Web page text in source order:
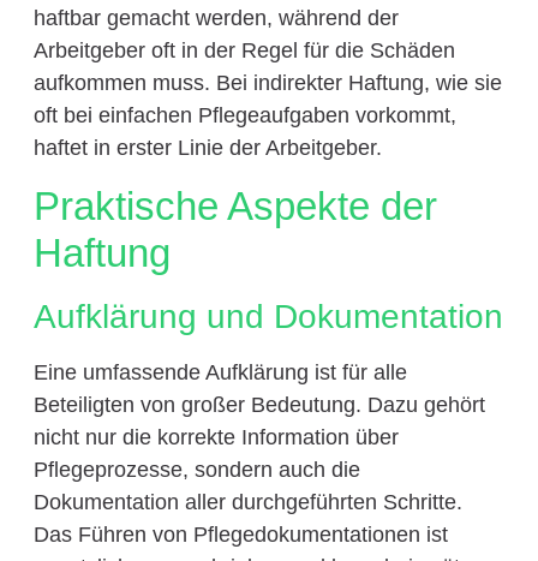
haftbar gemacht werden, während der
Arbeitgeber oft in der Regel für die Schäden
aufkommen muss. Bei indirekter Haftung, wie sie
oft bei einfachen Pflegeaufgaben vorkommt,
haftet in erster Linie der Arbeitgeber.
Praktische Aspekte der
Haftung
Aufklärung und Dokumentation
Eine umfassende Aufklärung ist für alle
Beteiligten von großer Bedeutung. Dazu gehört
nicht nur die korrekte Information über
Pflegeprozesse, sondern auch die
Dokumentation aller durchgeführten Schritte.
Das Führen von Pflegedokumentationen ist